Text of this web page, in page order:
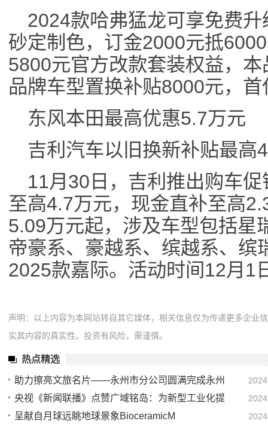
2024款哈弗猛龙可享免费
砂定制色，订金2000元抵
5800元官方改款套装权益，
品牌车型置换补贴8000元，
东风本田最高优惠5.7万元
吉利汽车以旧换新补贴最高
11月30日，吉利推出购车
至高4.7万元，现金直补至高
5.09万元起，涉及车型包括星
帝豪系、豪越系、缤越系、缤
2025款嘉际。活动时间12月1
声明：以上内容为本网站转自其它媒体，相关信息仅为传递更多企业
实其内容的真实性。投资有风险，需谨慎。
热点精选
助力擦亮文旅名片——永州市分公司圆满完成永州
央视《新闻联播》点赞广域铭岛：为新型工业化提
呈献自月球远眺地球景象BioceramicM